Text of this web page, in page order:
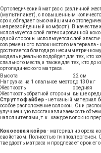
Ортопедический матрас с различной
(мультипакет), с повышенным
срок, обладает высочайшими
непревзойденный комфорт). В качестве
используется слой латексированной
одной стороны используется слой
современного волокнистого материала -
достигается благодаря
модель идеально подойдет для тех, кто
спального места, а также для тех, кто
ортопедического матраса.
Высота
22 см
Нагрузка на 1 спальное местодо 130 кг
Жесткость
средняя
Жесткость обратной стороны
выше
Струттофайбер - нетканый материал
особое расположение волокон. Они
улучшенную восстанавливаемость
наполнителями, т.к. каждое волокно
Кокосовая койра- материал из ореха
свойством. Полностью гиппоалергенен.
твердость матраса и продлевает срок